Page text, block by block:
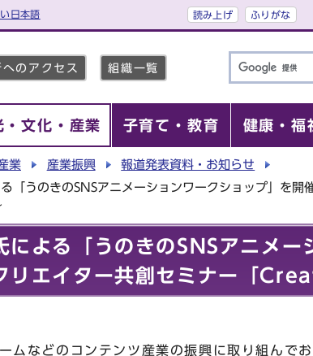
日本語 読み上げ ふりがな
のアクセス 組織一覧
・文化・産業 子育て・教育 健康・福
業 産業振興
報道発表資料・お知らせ
「うのきのSNSアニメーションワークショップ」を開
による「うのきのSNSアニメー
リエイター共創セミナー「
などのコンテンツ産業の振興に取り組んで